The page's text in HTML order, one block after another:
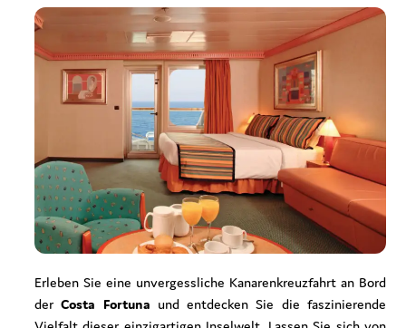
Erleben Sie eine unvergessliche Kanarenkreuzfahrt an Bord
derCosta Fortuna und entdecken Sie die faszinierende